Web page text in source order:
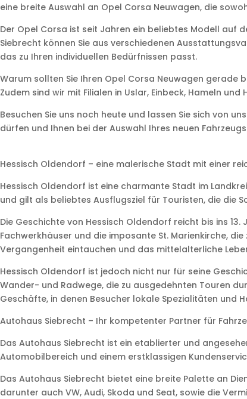
eine breite Auswahl an Opel Corsa Neuwagen, die
Der Opel Corsa ist seit Jahren ein beliebtes Modell auf
Siebrecht können Sie aus verschiedenen
das zu Ihren individuellen Bedürfnissen passt.
Warum sollten Sie Ihren Opel Corsa Neuwagen
Zudem sind wir mit Filialen in Uslar, Einbeck, Hameln
Besuchen Sie uns noch heute und lassen Sie sich von
dürfen und Ihnen bei der Auswahl Ihres neuen
Hessisch Oldendorf – eine malerische Stadt mit einer
Hessisch Oldendorf ist eine charmante Stadt im
und gilt als beliebtes Ausflugsziel für Touristen, die die
Die Geschichte von Hessisch Oldendorf reicht bis ins
Fachwerkhäuser und die imposante St. Marienkirche,
Vergangenheit eintauchen und das mittelalterliche
Hessisch Oldendorf ist jedoch nicht nur für seine
Wander- und Radwege, die zu ausgedehnten Touren
Geschäfte, in denen Besucher lokale Spezialitäten und
Autohaus Siebrecht – Ihr kompetenter Partner für
Das Autohaus Siebrecht ist ein etablierter und
Automobilbereich und einem erstklassigen
Das Autohaus Siebrecht bietet eine breite Palette an
darunter auch VW, Audi, Skoda und Seat, sowie die